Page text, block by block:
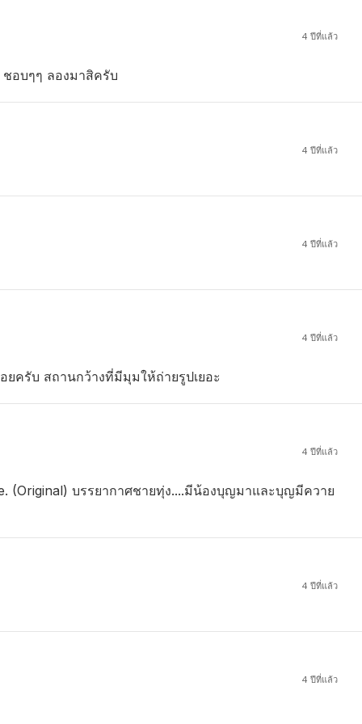
4 ปีที่แล้ว
อบๆๆ​ ลองมาสิครับ
4 ปีที่แล้ว
4 ปีที่แล้ว
4 ปีที่แล้ว
ครับ สถานกว้างที่มีมุมให้ถ่ายรูปเยอะ
4 ปีที่แล้ว
(Original) บรรยากาศชายทุ่ง....มีน้องบุญมาและบุญมีควาย
4 ปีที่แล้ว
4 ปีที่แล้ว